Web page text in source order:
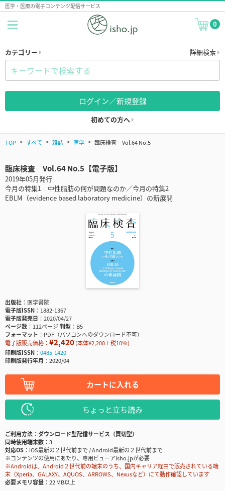
医学・医療の電子コンテンツ配信サービス
0
カテゴリー 詳細検索
ログイン／新規登録
初めての方へ
TOP すべて 雑誌 医学 臨床検査 Vol.64 No.5
臨床検査 Vol.64 No.5【電子版】
2019年05月発行
今月の特集1 中性脂肪の何が問題なのか／今月の特集2
EBLM（evidence based laboratory medicine）の新展開
出版社
医学書院
電子版ISSN
1882-1367
電子版発売日
2020/04/27
ページ数
112ページ判型
B5
フォーマット
PDF（パソコンへのダウンロード不可）
電子版販売価格： ¥2,420(本体¥2,200＋税10％)
印刷版ISSN
0485-1420
印刷版発行年月
2020/04
カートに入れる
ちょっと立ち読み
ご利用方法
ダウンロード型配信サービス（買切型）
同時使用端末数
3
対応OS
iOS最新の２世代前まで / Android最新の２世代前まで
※コンテンツの使用にあたり、専用ビューアisho.jpが必要
※Androidは、Android２世代前の端末のうち、国内キャリア経由で販売されている端
末（Xperia、GALAXY、AQUOS、ARROWS、Nexusなど）にて動作確認しています
必要メモリ容量
22 MB以上